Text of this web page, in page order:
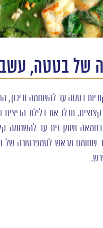
של בטטה, עשבי
בטטה עד להשחמה וריכוך,
קצוצים. תבלו את בלילת
ושמן זית עד להשחמה